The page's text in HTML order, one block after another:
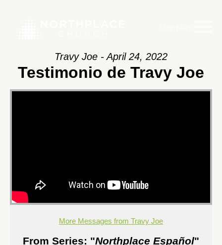
Travy Joe - April 24, 2022
Testimonio de Travy Joe
More Messages from Travy Joe
From Series: "Northplace Español"